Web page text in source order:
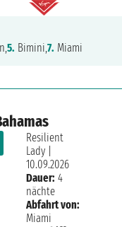
5. Bimini,7. Miami
Resilient
Lady
10.09.2026
Dauer: 4
nächte
Abfahrt von:
Miami